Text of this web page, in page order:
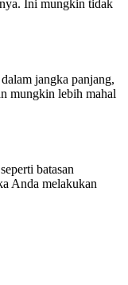
Ini mungkin tidak
jangka panjang,
mungkin lebih mahal
batasan
Anda melakukan